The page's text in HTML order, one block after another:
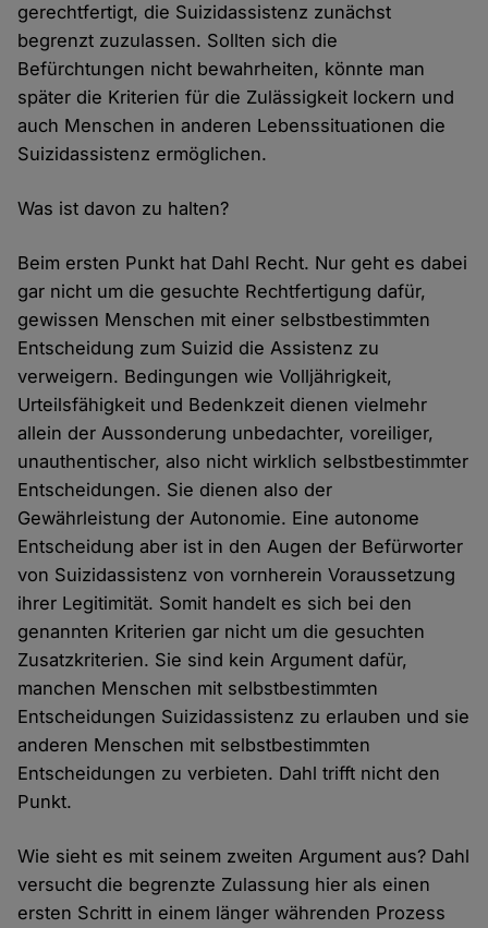
gerechtfertigt, die Suizidassistenz zunächst
begrenzt zuzulassen. Sollten sich die
Befürchtungen nicht bewahrheiten, könnte man
später die Kriterien für die Zulässigkeit lockern und
auch Menschen in anderen Lebenssituationen die
Suizidassistenz ermöglichen.
Was ist davon zu halten?
Beim ersten Punkt hat Dahl Recht. Nur geht es dabei
gar nicht um die gesuchte Rechtfertigung dafür,
gewissen Menschen mit einer selbstbestimmten
Entscheidung zum Suizid die Assistenz zu
verweigern. Bedingungen wie Volljährigkeit,
Urteilsfähigkeit und Bedenkzeit dienen vielmehr
allein der Aussonderung unbedachter, voreiliger,
unauthentischer, also nicht wirklich selbstbestimmter
Entscheidungen. Sie dienen also der
Gewährleistung der Autonomie. Eine autonome
Entscheidung aber ist in den Augen der Befürworter
von Suizidassistenz von vornherein Voraussetzung
ihrer Legitimität. Somit handelt es sich bei den
genannten Kriterien gar nicht um die gesuchten
Zusatzkriterien. Sie sind kein Argument dafür,
manchen Menschen mit selbstbestimmten
Entscheidungen Suizidassistenz zu erlauben und sie
anderen Menschen mit selbstbestimmten
Entscheidungen zu verbieten. Dahl trifft nicht den
Punkt.
Wie sieht es mit seinem zweiten Argument aus? Dahl
versucht die begrenzte Zulassung hier als einen
ersten Schritt in einem länger währenden Prozess